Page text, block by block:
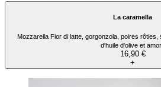
La caramella
Mozzarella Fior di latte, gorgonzola, poires rôties,
d'huile d'olive et
16,90 €
+